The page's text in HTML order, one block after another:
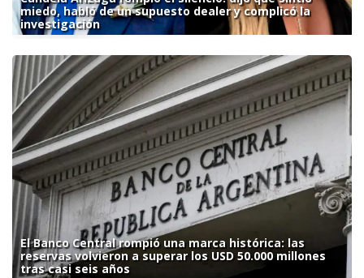
miedo, habló de un supuesto dealer y complicó la
investigación
El Banco Central rompió una marca histórica: las
reservas volvieron a superar los USD 50.000 millones
tras casi seis años